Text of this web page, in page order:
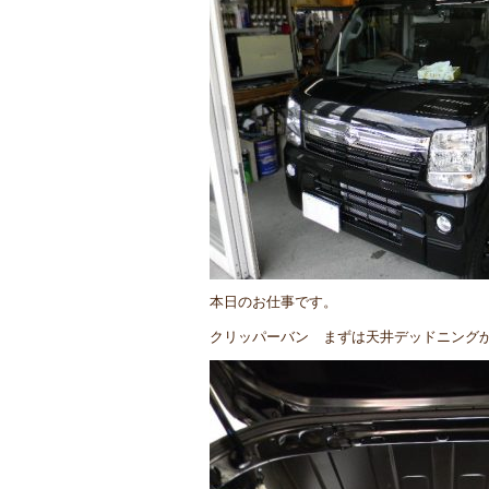
本日のお仕事です。
クリッパーバン まずは天井デッドニング